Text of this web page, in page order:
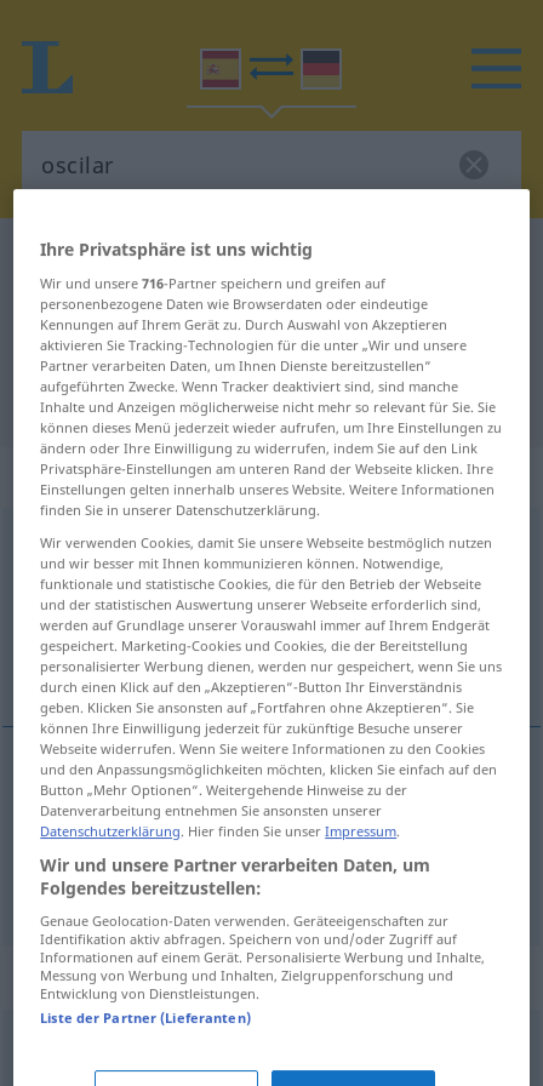
Spanisch-Deutsch Wörterbuch
Spanisch-Deutsch Übersetzung für
"oscilar"
"oscilar" Deutsch Übersetzung
„oscilar“: verbo intransitivo
oscilar [ɔsθiˈlar]v/i
Übersicht aller Übersetzungen
(Für mehr Details die Übersetzung anklicken/antippen)
schwingen, schwanken
schwingen oscilar FÍS tb FIG
schwanken (≈ fluctuar)
Synonyme für "oscilar"
Ihre Privatsphäre ist uns wichtig
Wir und unsere716-Partner speichern und greifen auf
personenbezogene Daten wie Browserdaten oder eindeutige
Kennungen auf Ihrem Gerät zu. Durch Auswahl von Akzeptieren
aktivieren Sie Tracking-Technologien für die unter „Wir und unsere
Partner verarbeiten Daten, um Ihnen Dienste bereitzustellen“
aufgeführten Zwecke. Wenn Tracker deaktiviert sind, sind manche
Inhalte und Anzeigen möglicherweise nicht mehr so relevant für Sie. Sie
können dieses Menü jederzeit wieder aufrufen, um Ihre Einstellungen zu
ändern oder Ihre Einwilligung zu widerrufen, indem Sie auf den Link
Privatsphäre-Einstellungen am unteren Rand der Webseite klicken. Ihre
Einstellungen gelten innerhalb unseres Website. Weitere Informationen
finden Sie in unserer Datenschutzerklärung.
Wir verwenden Cookies, damit Sie unsere Webseite bestmöglich nutzen
und wir besser mit Ihnen kommunizieren können. Notwendige,
funktionale und statistische Cookies, die für den Betrieb der Webseite
und der statistischen Auswertung unserer Webseite erforderlich sind,
werden auf Grundlage unserer Vorauswahl immer auf Ihrem Endgerät
gespeichert. Marketing-Cookies und Cookies, die der Bereitstellung
personalisierter Werbung dienen, werden nur gespeichert, wenn Sie uns
durch einen Klick auf den „Akzeptieren“-Button Ihr Einverständnis
geben. Klicken Sie ansonsten auf „Fortfahren ohne Akzeptieren“. Sie
können Ihre Einwilligung jederzeit für zukünftige Besuche unserer
Webseite widerrufen. Wenn Sie weitere Informationen zu den Cookies
und den Anpassungsmöglichkeiten möchten, klicken Sie einfach auf den
Button „Mehr Optionen“. Weitergehende Hinweise zu der
Datenverarbeitung entnehmen Sie ansonsten unserer
Datenschutzerklärung. Hier finden Sie unserImpressum.
Wir und unsere Partner verarbeiten Daten, um
Folgendes bereitzustellen:
Genaue Geolocation-Daten verwenden. Geräteeigenschaften zur
Identifikation aktiv abfragen. Speichern von und/oder Zugriff auf
Informationen auf einem Gerät. Personalisierte Werbung und Inhalte,
Messung von Werbung und Inhalten, Zielgruppenforschung und
Entwicklung von Dienstleistungen.
Liste der Partner (Lieferanten)